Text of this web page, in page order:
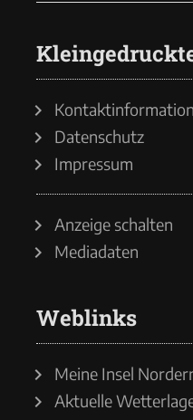
Datenschutz
Impressum
Anzeige schalten
Mediadaten
Weblinks
Meine Insel
Aktuelle